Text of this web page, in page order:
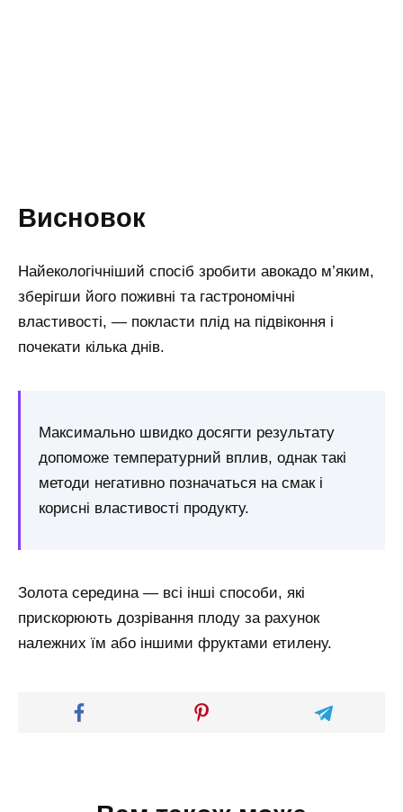
Висновок
Найекологічніший спосіб зробити авокадо м’яким,
зберігши його поживні та гастрономічні
властивості, — покласти плід на підвіконня і
почекати кілька днів.
Максимально швидко досягти результату
допоможе температурний вплив, однак такі
методи негативно позначаться на смак і
корисні властивості продукту.
Золота середина — всі інші способи, які
прискорюють дозрівання плоду за рахунок
належних їм або іншими фруктами етилену.